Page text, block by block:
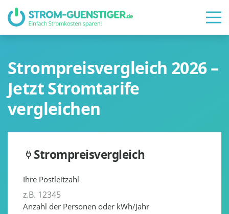
Strompreisvergleich 2026 –
Jetzt Stromtarife
vergleichen
Strompreisvergleich
Ihre Postleitzahl
Anzahl der Personen oder kWh/Jahr